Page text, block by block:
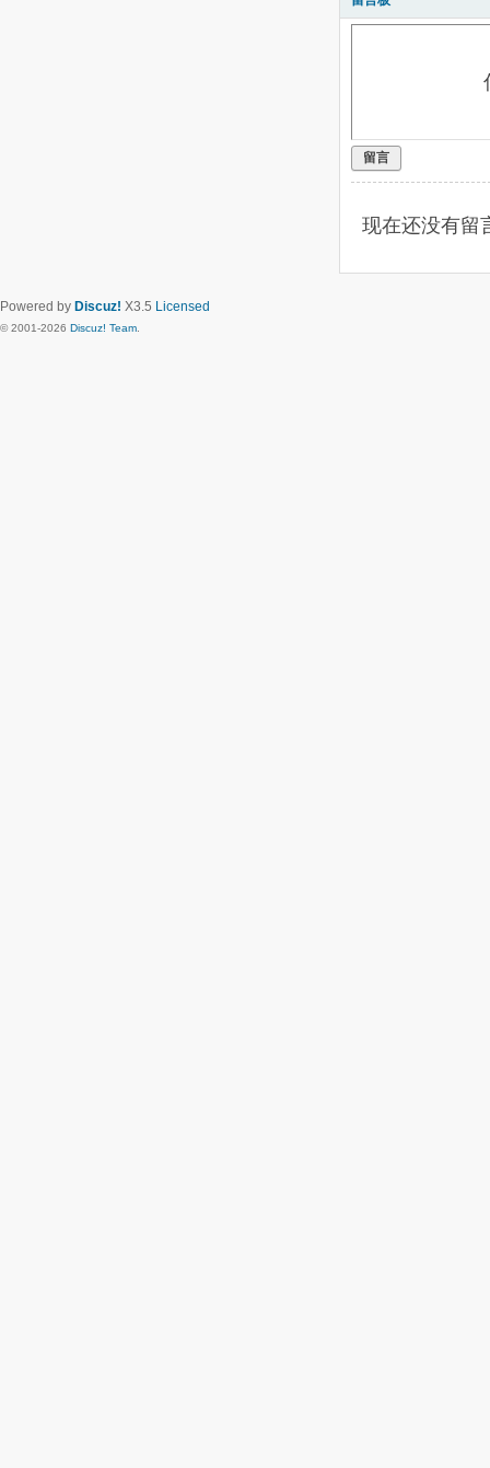
留言
现在还没有留
Powered by Discuz! X3.5 Licensed
© 2001-2026 Discuz! Team